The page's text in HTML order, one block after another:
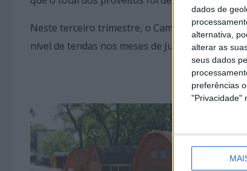
dados de
alternativa,
alterar as
seus dados
preferências
"Privacidade"
Neste terceiro trimestre, o Camping Braga
nível de tendas nos meses de Julho e Agosto.